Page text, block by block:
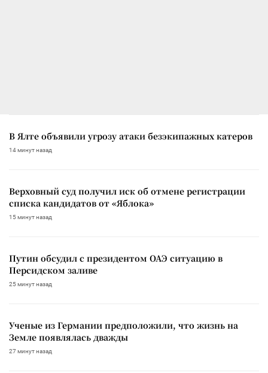
В Ялте объявили угрозу атаки безэкипажных катеров
14 минут назад
Верховный суд получил иск об отмене регистрации
списка кандидатов от «Яблока»
15 минут назад
Путин обсудил с президентом ОАЭ ситуацию в
Персидском заливе
25 минут назад
Ученые из Германии предположили, что жизнь на
Земле появлялась дважды
27 минут назад